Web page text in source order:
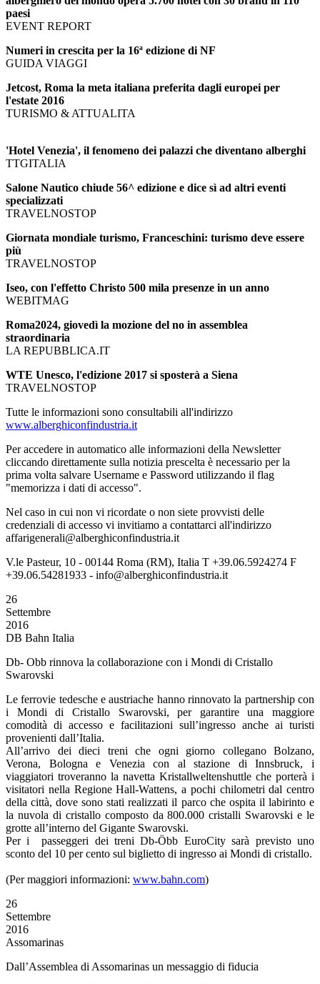
paesi
EVENT REPORT
Numeri in crescita per la 16ª edizione di NF
GUIDA VIAGGI
Jetcost, Roma la meta italiana preferita dagli europei per
l'estate 2016
TURISMO & ATTUALITA
'Hotel Venezia', il fenomeno dei palazzi che diventano alberghi
TTGITALIA
Salone Nautico chiude 56^ edizione e dice sì ad altri eventi
specializzati
TRAVELNOSTOP
Giornata mondiale turismo, Franceschini: turismo deve essere
più
TRAVELNOSTOP
Iseo, con l'effetto Christo 500 mila presenze in un anno
WEBITMAG
Roma2024, giovedì la mozione del no in assemblea
straordinaria
LA REPUBBLICA.IT
WTE Unesco, l'edizione 2017 si sposterà a Siena
TRAVELNOSTOP
Tutte le informazioni sono consultabili all'indirizzo
www.alberghiconfindustria.it
Per accedere in automatico alle informazioni della Newsletter
cliccando direttamente sulla notizia prescelta è necessario per la
prima volta salvare Username e Password utilizzando il flag
"memorizza i dati di accesso".
Nel caso in cui non vi ricordate o non siete provvisti delle
credenziali di accesso vi invitiamo a contattarci all'indirizzo
affarigenerali@alberghiconfindustria.it
V.le Pasteur, 10 - 00144 Roma (RM), Italia T +39.06.5924274 F
+39.06.54281933 - info@alberghiconfindustria.it
26
Settembre
2016
DB Bahn Italia
Db- Obb rinnova la collaborazione con i Mondi di Cristallo
Swarovski
Le ferrovie tedesche e austriache hanno rinnovato la partnership con
i Mondi di Cristallo Swarovski, per garantire una maggiore
comodità di accesso e facilitazioni sull’ingresso anche ai turisti
provenienti dall’Italia.
All’arrivo dei dieci treni che ogni giorno collegano Bolzano,
Verona, Bologna e Venezia con al stazione di Innsbruck, i
viaggiatori troveranno la navetta Kristallweltenshuttle che porterà i
visitatori nella Regione Hall-Wattens, a pochi chilometri dal centro
della città, dove sono stati realizzati il parco che ospita il labirinto e
la nuvola di cristallo composto da 800.000 cristalli Swarovski e le
grotte all’interno del Gigante Swarovski.
Per i passeggeri dei treni Db-Öbb EuroCity sarà previsto uno
sconto del 10 per cento sul biglietto di ingresso ai Mondi di cristallo.
(Per maggiori informazioni: www.bahn.com)
26
Settembre
2016
Assomarinas
Dall’Assemblea di Assomarinas un messaggio di fiducia